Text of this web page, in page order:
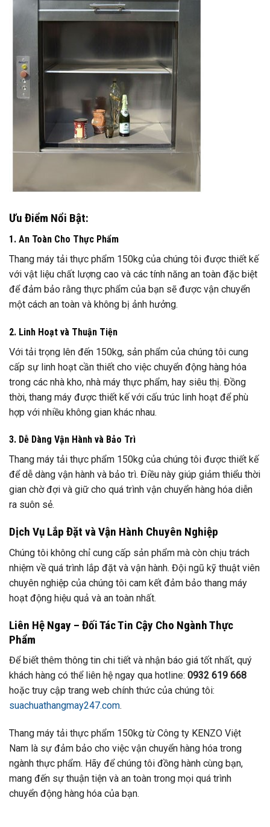
Ưu Điểm Nổi Bật:
1. An Toàn Cho Thực Phẩm
Thang máy tải thực phẩm 150kg của chúng tôi được thiết kế
với vật liệu chất lượng cao và các tính năng an toàn đặc biệt
để đảm bảo rằng thực phẩm của bạn sẽ được vận chuyển
một cách an toàn và không bị ảnh hưởng.
2. Linh Hoạt và Thuận Tiện
Với tải trọng lên đến 150kg, sản phẩm của chúng tôi cung
cấp sự linh hoạt cần thiết cho việc chuyển động hàng hóa
trong các nhà kho, nhà máy thực phẩm, hay siêu thị. Đồng
thời, thang máy được thiết kế với cấu trúc linh hoạt để phù
hợp với nhiều không gian khác nhau.
3. Dễ Dàng Vận Hành và Bảo Trì
Thang máy tải thực phẩm 150kg của chúng tôi được thiết kế
để dễ dàng vận hành và bảo trì. Điều này giúp giảm thiểu thời
gian chờ đợi và giữ cho quá trình vận chuyển hàng hóa diễn
ra suôn sẻ.
Dịch Vụ Lắp Đặt và Vận Hành Chuyên Nghiệp
Chúng tôi không chỉ cung cấp sản phẩm mà còn chịu trách
nhiệm về quá trình lắp đặt và vận hành. Đội ngũ kỹ thuật viên
chuyên nghiệp của chúng tôi cam kết đảm bảo thang máy
hoạt động hiệu quả và an toàn nhất.
Liên Hệ Ngay – Đối Tác Tin Cậy Cho Ngành Thực
Phẩm
Để biết thêm thông tin chi tiết và nhận báo giá tốt nhất, quý
khách hàng có thể liên hệ ngay qua hotline: 0932 619 668
hoặc truy cập trang web chính thức của chúng tôi:
suachuathangmay247.com.
Thang máy tải thực phẩm 150kg từ Công ty KENZO Việt
Nam là sự đảm bảo cho việc vận chuyển hàng hóa trong
ngành thực phẩm. Hãy để chúng tôi đồng hành cùng bạn,
mang đến sự thuận tiện và an toàn trong mọi quá trình
chuyển động hàng hóa của bạn.